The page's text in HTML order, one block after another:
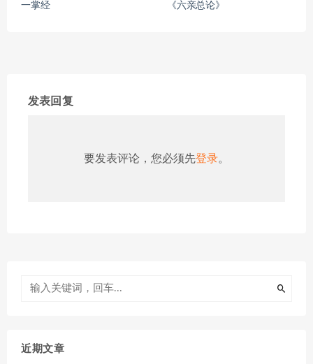
一掌经 《六亲总论》
发表回复
要发表评论，您必须先登录。
近期文章